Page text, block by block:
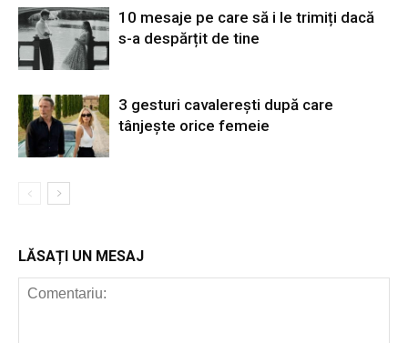
10 mesaje pe care să i le trimiți dacă
s-a despărțit de tine
3 gesturi cavalerești după care
tânjește orice femeie
LĂSAȚI UN MESAJ